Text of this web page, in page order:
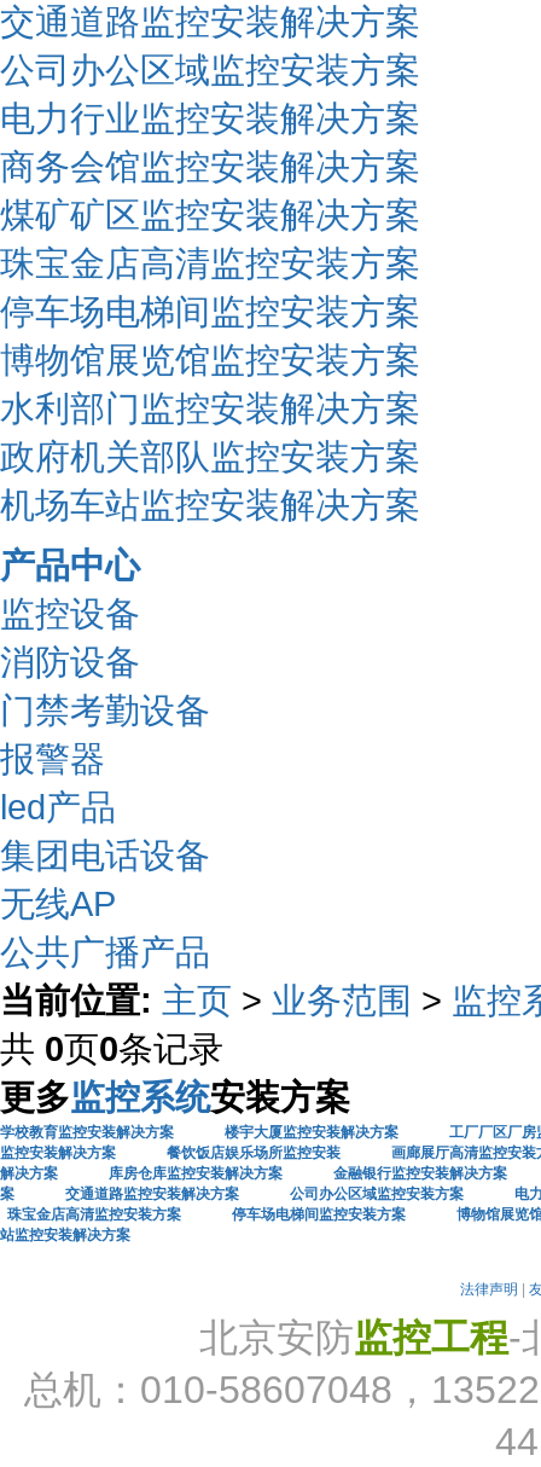
交通道路监控安装解决方案
公司办公区域监控安装方案
电力行业监控安装解决方案
商务会馆监控安装解决方案
煤矿矿区监控安装解决方案
珠宝金店高清监控安装方案
停车场电梯间监控安装方案
博物馆展览馆监控安装方案
水利部门监控安装解决方案
政府机关部队监控安装方案
机场车站监控安装解决方案
产品中心
监控设备
消防设备
门禁考勤设备
报警器
led产品
集团电话设备
无线AP
公共广播产品
当前位置: 主页 > 业务范围 > 监控
共 0页0条记录
更多监控系统安装方案
学校教育监控安装解决方案 楼宇大厦监控安装解决方案
工厂厂区厂房
监控安装解决方案
餐饮饭店娱乐场所监控安装
画廊展厅高清监控安装
解决方案
库房仓库监控安装解决方案
金融银行监控安装解决方案
案
交通道路监控安装解决方案 公司办公区域监控安装方案
电
珠宝金店高清监控安装方案
停车场电梯间监控安装方案
博物馆展览
站监控安装解决方案
法律声明
北京安防监控工程-
总机：010-58607048，